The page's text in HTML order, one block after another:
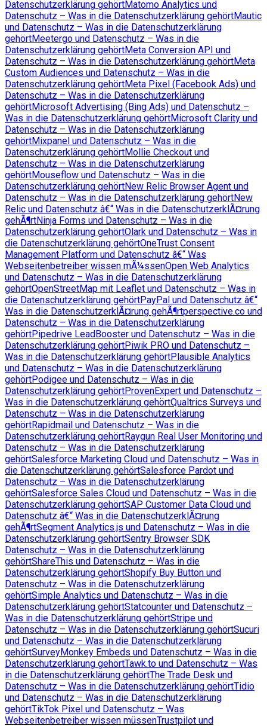
Datenschutzerklärung gehörtMatomo Analytics und
Datenschutz – Was in die Datenschutzerklärung gehörtMautic
und Datenschutz – Was in die Datenschutzerklärung
gehörtMeetergo und Datenschutz – Was in die
Datenschutzerklärung gehörtMeta Conversion API und
Datenschutz – Was in die Datenschutzerklärung gehörtMeta
Custom Audiences und Datenschutz – Was in die
Datenschutzerklärung gehörtMeta Pixel (Facebook Ads) und
Datenschutz – Was in die Datenschutzerklärung
gehörtMicrosoft Advertising (Bing Ads) und Datenschutz –
Was in die Datenschutzerklärung gehörtMicrosoft Clarity und
Datenschutz – Was in die Datenschutzerklärung
gehörtMixpanel und Datenschutz – Was in die
Datenschutzerklärung gehörtMollie Checkout und
Datenschutz – Was in die Datenschutzerklärung
gehörtMouseflow und Datenschutz – Was in die
Datenschutzerklärung gehörtNew Relic Browser Agent und
Datenschutz – Was in die Datenschutzerklärung gehörtNew
Relic und Datenschutz â€“ Was in die DatenschutzerklÃ¤rung
gehÃ¶rtNinja Forms und Datenschutz – Was in die
Datenschutzerklärung gehörtOlark und Datenschutz – Was in
die Datenschutzerklärung gehörtOneTrust Consent
Management Platform und Datenschutz â€“ Was
Webseitenbetreiber wissen mÃ¼ssenOpen Web Analytics
und Datenschutz – Was in die Datenschutzerklärung
gehörtOpenStreetMap mit Leaflet und Datenschutz – Was in
die Datenschutzerklärung gehörtPayPal und Datenschutz â€“
Was in die DatenschutzerklÃ¤rung gehÃ¶rtperspective.co und
Datenschutz – Was in die Datenschutzerklärung
gehörtPipedrive LeadBooster und Datenschutz – Was in die
Datenschutzerklärung gehörtPiwik PRO und Datenschutz –
Was in die Datenschutzerklärung gehörtPlausible Analytics
und Datenschutz – Was in die Datenschutzerklärung
gehörtPodigee und Datenschutz – Was in die
Datenschutzerklärung gehörtProvenExpert und Datenschutz –
Was in die Datenschutzerklärung gehörtQualtrics Surveys und
Datenschutz – Was in die Datenschutzerklärung
gehörtRapidmail und Datenschutz – Was in die
Datenschutzerklärung gehörtRaygun Real User Monitoring und
Datenschutz – Was in die Datenschutzerklärung
gehörtSalesforce Marketing Cloud und Datenschutz – Was in
die Datenschutzerklärung gehörtSalesforce Pardot und
Datenschutz – Was in die Datenschutzerklärung
gehörtSalesforce Sales Cloud und Datenschutz – Was in die
Datenschutzerklärung gehörtSAP Customer Data Cloud und
Datenschutz â€“ Was in die DatenschutzerklÃ¤rung
gehÃ¶rtSegment Analytics.js und Datenschutz – Was in die
Datenschutzerklärung gehörtSentry Browser SDK
Datenschutz – Was in die Datenschutzerklärung
gehörtShareThis und Datenschutz – Was in die
Datenschutzerklärung gehörtShopify Buy Button und
Datenschutz – Was in die Datenschutzerklärung
gehörtSimple Analytics und Datenschutz – Was in die
Datenschutzerklärung gehörtStatcounter und Datenschutz –
Was in die Datenschutzerklärung gehörtStripe und
Datenschutz – Was in die Datenschutzerklärung gehörtSucuri
und Datenschutz – Was in die Datenschutzerklärung
gehörtSurveyMonkey Embeds und Datenschutz – Was in die
Datenschutzerklärung gehörtTawk.to und Datenschutz – Was
in die Datenschutzerklärung gehörtThe Trade Desk und
Datenschutz – Was in die Datenschutzerklärung gehörtTidio
und Datenschutz – Was in die Datenschutzerklärung
gehörtTikTok Pixel und Datenschutz – Was
Webseitenbetreiber wissen müssenTrustpilot und